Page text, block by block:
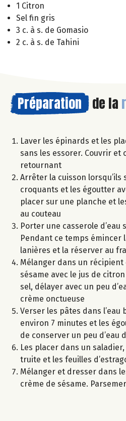
1 Citron
Sel fin gris
3 c. à s. de Gomasio
2 c. à s. de Tahini
Préparation de la
Laver les épinards et les
sans les essorer. Couvrir et
retournant
Arrêter la cuisson lorsqu’ils
croquants et les égoutter
placer sur une planche et
au couteau
Porter une casserole d’eau
Pendant ce temps émincer
lanières et la réserver au
Mélanger dans un récipient
sésame avec le jus de
sel, délayer avec un peu
crème onctueuse
Verser les pâtes dans l’eau
environ 7 minutes et les
de conserver un peu d’eau
Les placer dans un
truite et les feuilles
Mélanger et dresser dans
crème de sésame.